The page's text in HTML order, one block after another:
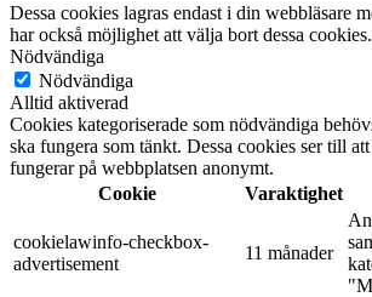
Dessa cookies lagras endast i din webbläsare
har också möjlighet att välja bort dessa cookies.
Nödvändiga
Nödvändiga
Alltid aktiverad
Cookies kategoriserade som nödvändiga
ska fungera som tänkt. Dessa cookies ser till
fungerar på webbplatsen anonymt.
Cookie
Varaktighet
cookielawinfo-checkbox-
advertisement
11 månader